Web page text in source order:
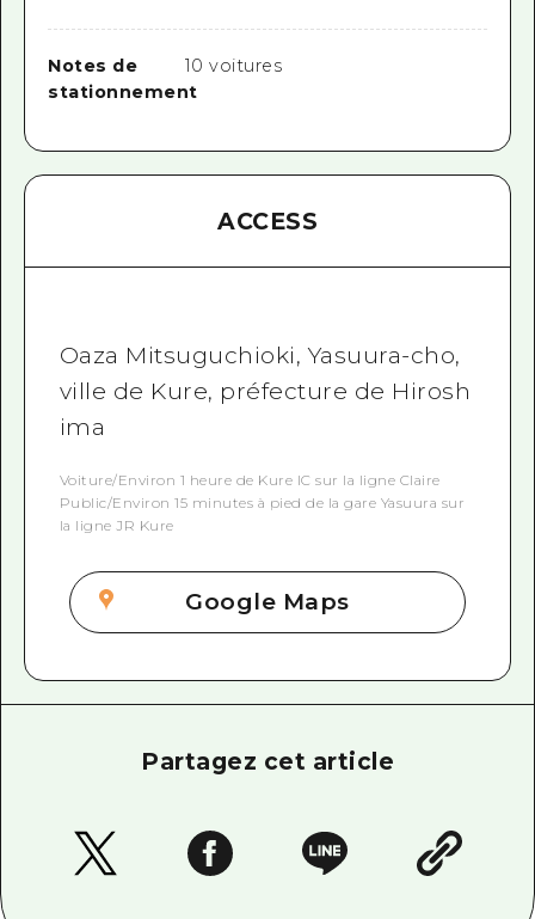
Notes de
stationnement
10 voitures
ACCESS
Oaza Mitsuguchioki, Yasuura-cho,
ville de Kure, préfecture de Hirosh
ima
Voiture/Environ 1 heure de Kure IC sur la ligne Claire
Public/Environ 15 minutes à pied de la gare Yasuura sur
la ligne JR Kure
Google Maps
Partagez cet article